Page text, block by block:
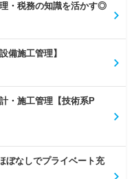
・税務の知識を活かす◎
施工管理】
・施工管理【技術系P
ぼなしでプライベート充